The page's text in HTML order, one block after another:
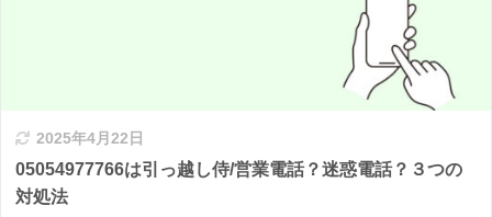
2025年4月22日
05054977766は引っ越し侍/営業電話？迷惑電話？３つの
対処法